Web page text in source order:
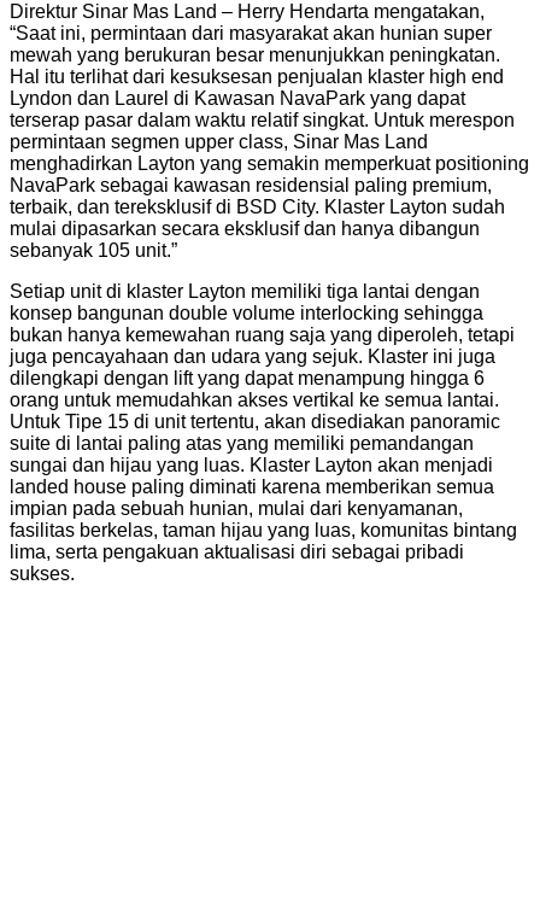
Direktur Sinar Mas Land – Herry Hendarta mengatakan,
“Saat ini, permintaan dari masyarakat akan hunian super
mewah yang berukuran besar menunjukkan peningkatan.
Hal itu terlihat dari kesuksesan penjualan klaster high end
Lyndon dan Laurel di Kawasan NavaPark yang dapat
terserap pasar dalam waktu relatif singkat. Untuk merespon
permintaan segmen upper class, Sinar Mas Land
menghadirkan Layton yang semakin memperkuat positioning
NavaPark sebagai kawasan residensial paling premium,
terbaik, dan tereksklusif di BSD City. Klaster Layton sudah
mulai dipasarkan secara eksklusif dan hanya dibangun
sebanyak 105 unit.”
Setiap unit di klaster Layton memiliki tiga lantai dengan
konsep bangunan double volume interlocking sehingga
bukan hanya kemewahan ruang saja yang diperoleh, tetapi
juga pencayahaan dan udara yang sejuk. Klaster ini juga
dilengkapi dengan lift yang dapat menampung hingga 6
orang untuk memudahkan akses vertikal ke semua lantai.
Untuk Tipe 15 di unit tertentu, akan disediakan panoramic
suite di lantai paling atas yang memiliki pemandangan
sungai dan hijau yang luas. Klaster Layton akan menjadi
landed house paling diminati karena memberikan semua
impian pada sebuah hunian, mulai dari kenyamanan,
fasilitas berkelas, taman hijau yang luas, komunitas bintang
lima, serta pengakuan aktualisasi diri sebagai pribadi
sukses.